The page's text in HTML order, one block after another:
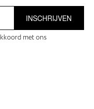
INSCHRIJVEN
met ons